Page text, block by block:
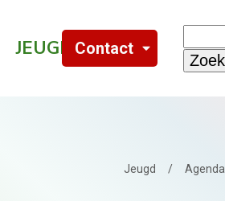
JEUGD WMO.NL
Contact
for:
Jeugd / Agenda